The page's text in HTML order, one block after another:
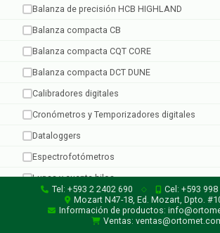
Balanza de precisión HCB HIGHLAND
Balanza compacta CB
Balanza compacta CQT CORE
Balanza compacta DCT DUNE
Calibradores digitales
Cronómetros y Temporizadores digitales
Dataloggers
Espectrofotómetros
Lupas y cuenta hilos
Medidores EC
Micrómetros digitales
Tel: +593 2 2402 690 ◇ Cel: +593 998
Mozart N47-18, Ed. Mozart, Dpto.
Información de productos:
Ventas: